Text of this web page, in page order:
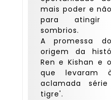
mais poder e
para atingir
sombrios.
A promessa
origem da
Ren e Kishan e
que levaram
aclamada
tigre'.